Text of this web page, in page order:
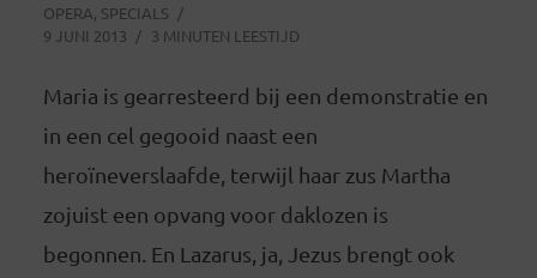
OPERA, SPECIALS
9 JUNI 2013
3 MINUTEN LEESTIJD
Maria is gearresteerd bij een demonstratie en
in een cel gegooid naast een
heroïneverslaafde, terwijl haar zus Martha
zojuist een opvang voor daklozen is
begonnen. En Lazarus, ja, Jezus brengt ook